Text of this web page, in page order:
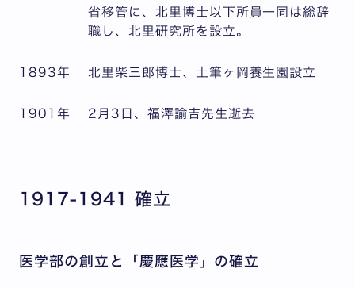
省移管に、北里博士以下所員一同は総辞
職し、北里研究所を設立。
1893年 北里柴三郎博士、土筆ヶ岡養生園設立
1901年 2月3日、福澤諭吉先生逝去
1917-1941 確立
医学部の創立と「慶應医学」の確立